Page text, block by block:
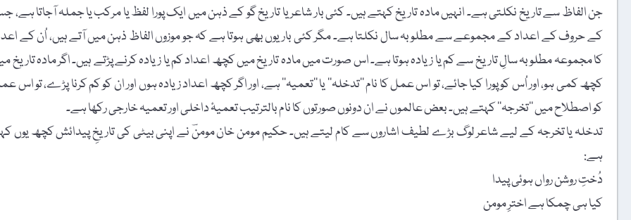
جن الفاظ سے تاریخ نکلتی ہے۔ انہیں مادہ تاریخ کہتے ہیں۔ کئی بار شاعر یا تاریخ گو کے ذہن میں ایک پورا لفظ یا مرکب یا جملہ آجاتا ہے،
کے حروف کے اعداد کے مجموعے سے مطلوبہ سال نکلتا ہے۔ مگر کئی باریوں بھی ہوتا ہے کہ جو موزوں الفاظ ذہن میں آتے ہیں، اُن کے
کا مجموعہ مطلوبہ سالِ تاریخ سے کم یا زیادہ ہوتا ہے۔ اس صورت میں مادہ تاریخ میں کچھ اعداد کم یا زیادہ کرنے پڑتے ہیں۔ اگر مادہ تاریخ
کچھ کمی ہو، اور اُس کو پورا کیا جائے، تو اس عمل کا نام ’’تدخلہ‘‘ یا ’’تعمیہ‘‘ ہے، اور اگر کچھ اعداد زیادہ ہوں اور ان کو کم کرنا پڑے، تو اس
کو اصطلاح میں ’’تخرجہ‘‘ کہتے ہیں۔ بعض عالموں نے ان دونوں صورتوں کا نام بالترتیب تعمیۂ داخلی اور تعمیہ خارجی رکھا ہے۔
تدخلہ یا تخرجہ کے لیے شاعر لوگ بڑے لطیف اشاروں سے کام لیتے ہیں۔ حکیم مومن خان مومنؔ نے اپنی بیٹی کی تاریخِ پیدائش کچھ یوں
ہے:
دُختِ روشن رواں ہوئی پیدا
کیا ہی چمکا ہے اخترِ مومن